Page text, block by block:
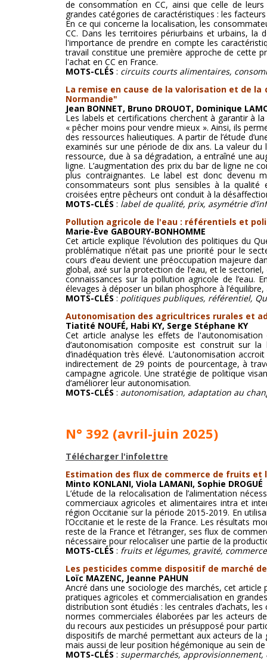
de consommation en CC, ainsi que celle de
grandes catégories de caractéristiques : les
En ce qui concerne la localisation, les
CC. Dans les territoires périurbains et urbains, la
l'importance de prendre en compte les
travail constitue une première approche de cette
l'achat en CC en France.
MOTS-CLÉS : circuits courts alimentaires,
La remise en cause de la valorisation et de
Normandie"
Jean BONNET, Bruno DROUOT, Dominique
Les labels et certifications cherchent à garantir à
« pêcher moins pour vendre mieux ». Ainsi, ils
des ressources halieutiques. A partir de l’étude
examinés sur une période de dix ans. La valeur
ressource, due à sa dégradation, a entraîné une
ligne. L’augmentation des prix du bar de ligne ne
plus contraignantes. Le label est donc devenu
consommateurs sont plus sensibles à la qualité
croisées entre pêcheurs ont conduit à la
MOTS-CLÉS : label de qualité, prix, asymétrie
Pollution agricole de l'eau : référentiels et
Marie-Ève GABOURY-BONHOMME
Cet article explique l’évolution des politiques du
problématique n’était pas une priorité pour le
cours d’eau devient une préoccupation majeure
global, axé sur la protection de l’eau, et le
connaissances sur la pollution agricole de l’eau.
élevages à déposer un bilan phosphore à
MOTS-CLÉS :politiques publiques, référentiel,
Autonomisation des agricultrices rurales et
Tiatité NOUFÉ, Habi KY, Serge Stéphane KY
Cet article analyse les effets de
d’autonomisation composite est construit sur
d’inadéquation très élevé. L’autonomisation
indirectement de 29 points de pourcentage, à
campagne agricole. Une stratégie de politique
d’améliorer leur autonomisation.
MOTS-CLÉS : autonomisation, adaptation au
N° 392 (avril-juin 2025)
Télécharger l'infolettre
Estimation des flux de commerce de fruits
Minto KONLANI, Viola LAMANI, Sophie DROGUÉ
L’étude de la relocalisation de l’alimentation
commerciaux agricoles et alimentaires intra et
région Occitanie sur la période 2015-2019. En
l’Occitanie et le reste de la France. Les résultats
reste de la France et l’étranger, ses flux de
nécessaire pour relocaliser une partie de la
MOTS-CLÉS : fruits et légumes, gravité,
Les pesticides comme dispositif de marché
Loïc MAZENC, Jeanne PAHUN
Ancré dans une sociologie des marchés, cet article
pratiques agricoles et commercialisation en
distribution sont étudiés : les centrales d’achats,
normes commerciales élaborées par les acteurs
du recours aux pesticides un présupposé pour
dispositifs de marché permettant aux acteurs de la
mais aussi de leur position hégémonique au sein
MOTS-CLÉS : supermarchés,